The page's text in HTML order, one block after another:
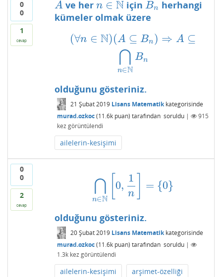
0
0
1
cevap
A
A ve her n ∈ N
n∈N için Bn
Bn herhangi
kümeler olmak üzere
(∀n ∈ N)(A ⊆ Bn ) ⇒ A ⊆
⋂
n∈N
Bn
(∀n ∈N)(A⊆B n)⇒A⊆ ⋂ n∈ NB n
olduğunu gösteriniz.
21 Şubat 2019 Lisans Matematikkategorisinde
murad.ozkoc (11.6kpuan) tarafından soruldu |
915
kez görüntülendi
ailelerin-kesişimi
0
0
2
cevap
⋂
n∈N [0,
1
n
= {0}
⋂ ∈N [0, n]= {0}
olduğunu gösteriniz.
20 Şubat 2019 Lisans Matematikkategorisinde
murad.ozkoc (11.6kpuan) tarafından soruldu |
1.3kkez görüntülendi
ailelerin-kesişimi
arşimet-özelliği